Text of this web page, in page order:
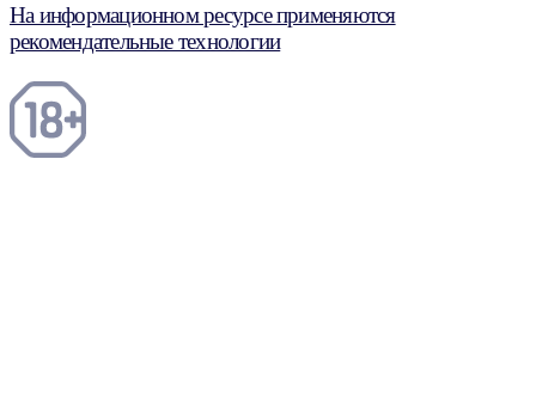
На информационном ресурсе применяются
рекомендательные технологии